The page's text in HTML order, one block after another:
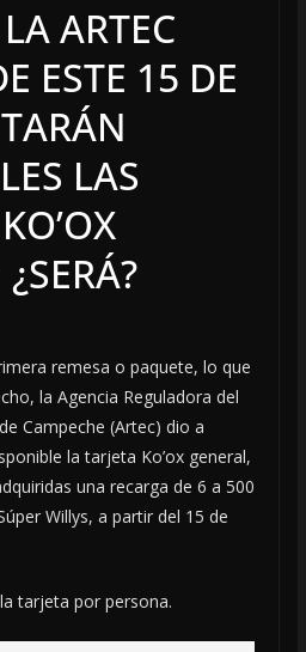
ARTEC
ESTE 15 DE
LAS
remesa o paquete, lo que
la Agencia Reguladora del
Campeche (Artec) dio a
la tarjeta Ko’ox general,
una recarga de 6 a 500
Willys, a partir del 15 de
tarjeta por persona.